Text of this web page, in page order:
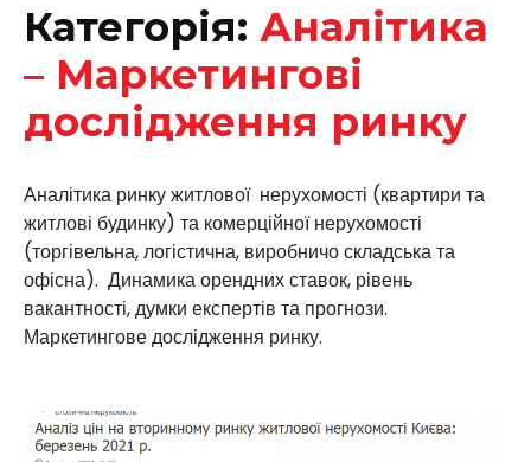
Категорія: Аналітика
– Маркетингові
дослідження ринку
Аналітика ринку житлової нерухомості (квартири та
житлові будинку) та комерційної нерухомості
(торгівельна, логістична, виробничо складська та
офісна). Динамика орендних ставок, рівень
вакантності, думки експертів та прогнози.
Маркетингове дослідження ринку.